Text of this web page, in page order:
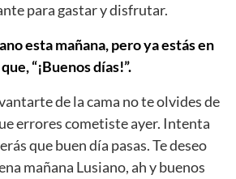
para gastar y disfrutar.
esta mañana, pero ya estás en
“¡Buenos días!”.
de la cama no te olvides de
errores cometiste ayer. Intenta
que buen día pasas. Te deseo
mañana Lusiano, ah y buenos